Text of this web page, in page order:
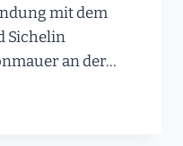
mit dem
Sichelin
an der…